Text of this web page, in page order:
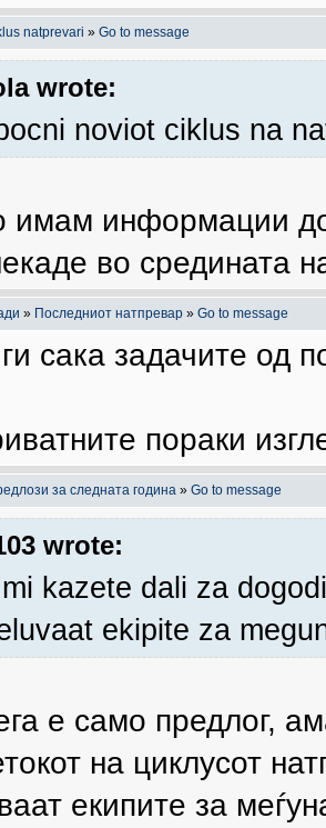
natprevari » Go to message
wrote:
noviot ciklus na
имам информации
во средината
» Последниот натпревар » Go to message
ги сака задачите
пораки
за следната година » Go to message
wrote:
kazete dali za
ekipite za
е само предлог,
на циклусот
екипите за